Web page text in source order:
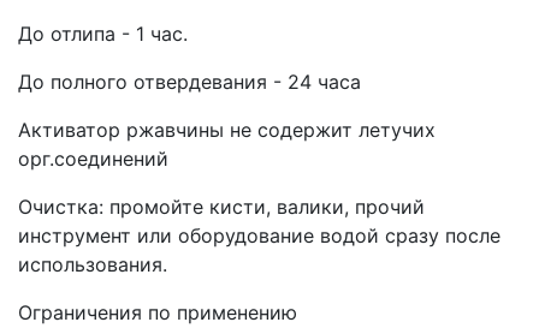
До отлипа - 1 час.
До полного отвердевания - 24 часа
Активатор ржавчины не содержит летучих
орг.соединений
Очистка: промойте кисти, валики, прочий
инструмент или оборудование водой сразу после
использования.
Ограничения по применению